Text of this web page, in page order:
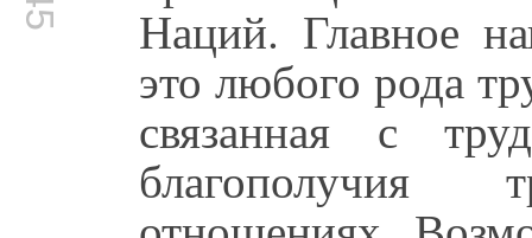
Наций. Главное
это любого рода
связанная с